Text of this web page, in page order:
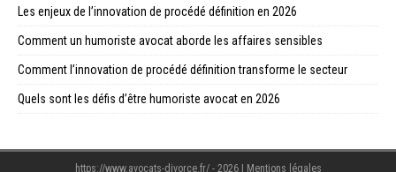
Les enjeux de l’innovation de procédé définition en 2026
Comment un humoriste avocat aborde les affaires sensibles
Comment l’innovation de procédé définition transforme le secteur
Quels sont les défis d’être humoriste avocat en 2026
https://www.avocats-divorce.fr/ - 2026 Mentions légales